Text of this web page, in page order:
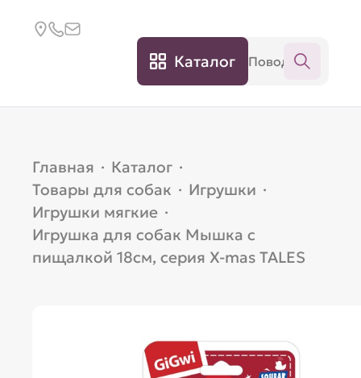
Каталог
Главная · Каталог ·
Товары для собак · Игрушки ·
Игрушки мягкие ·
Игрушка для собак Мышка с
пищалкой 18см, серия X-mas TALES